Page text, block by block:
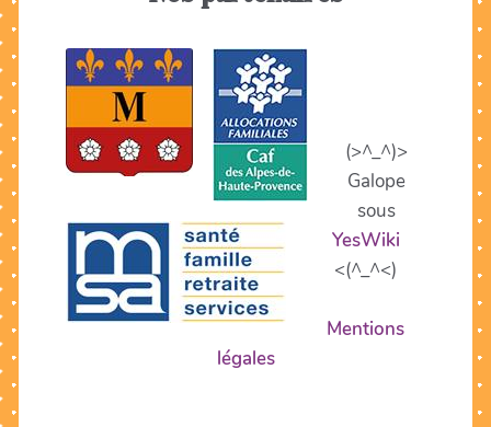
(>^_^)>
Galope
sous
YesWiki
<(^_^<)
Mentions
légales